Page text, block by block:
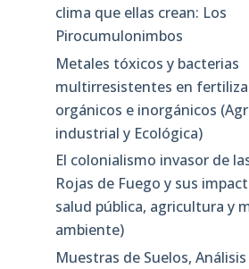
clima que ellas crean: Los
Pirocumulonimbos
Metales tóxicos y bacterias
multirresistentes en
orgánicos e inorgánicos
industrial y Ecológica)
El colonialismo invasor de
Rojas de Fuego y sus
salud pública, agricultura y
ambiente)
Muestras de Suelos,